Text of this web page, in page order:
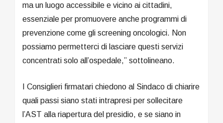
ma un luogo accessibile e vicino ai cittadini,
essenziale per promuovere anche programmi di
prevenzione come gli screening oncologici. Non
possiamo permetterci di lasciare questi servizi
concentrati solo all’ospedale,” sottolineano.
I Consiglieri firmatari chiedono al Sindaco di chiarire
quali passi siano stati intrapresi per sollecitare
l’AST alla riapertura del presidio, e se siano in